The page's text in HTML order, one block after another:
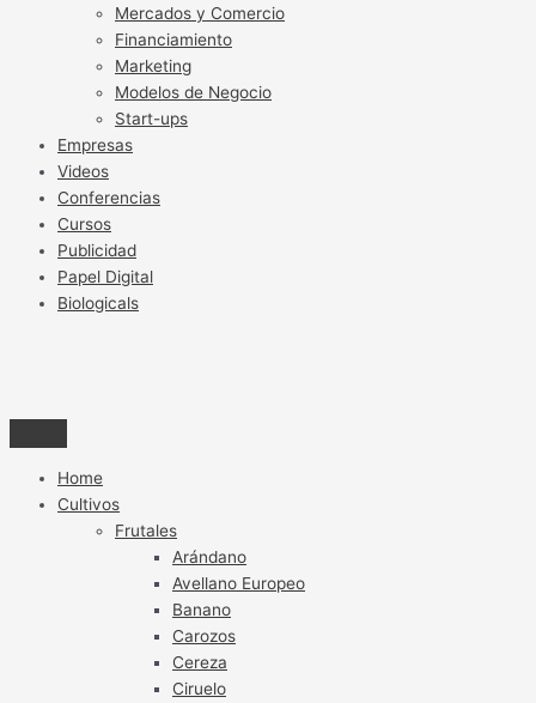
Mercados y Comercio
Financiamiento
Marketing
Modelos de Negocio
Start-ups
Empresas
Videos
Conferencias
Cursos
Publicidad
Papel Digital
Biologicals
Home
Cultivos
Frutales
Arándano
Avellano Europeo
Banano
Carozos
Cereza
Ciruelo